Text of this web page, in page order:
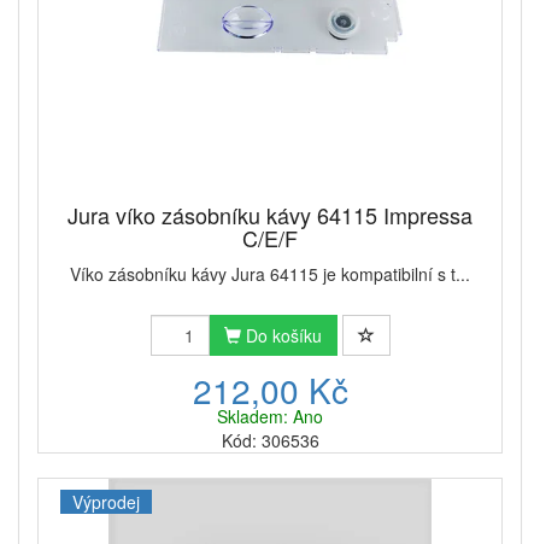
Jura víko zásobníku kávy 64115 Impressa
C/E/F
Víko zásobníku kávy Jura 64115 je kompatibilní s t...
Do košíku
212,00 Kč
Skladem: Ano
Kód: 306536
Výprodej